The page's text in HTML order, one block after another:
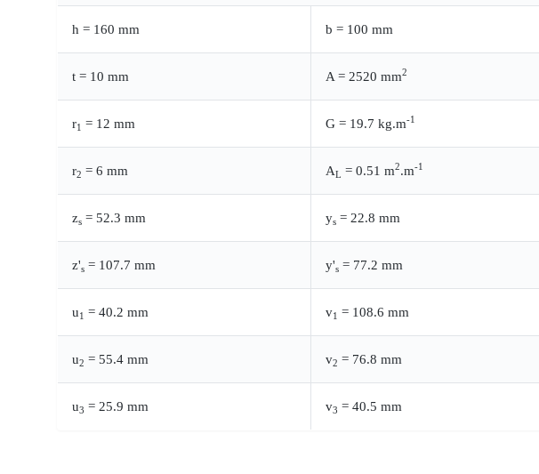
h = 160 mm b = 100 mm
t = 10 mm A = 2520 mm2
r1 = 12 mm G = 19.7 kg.m-1
r2 = 6 mm AL = 0.51 m2.m-1
zs = 52.3 mm ys = 22.8 mm
z's = 107.7 mm y's = 77.2 mm
u1 = 40.2 mm v1 = 108.6 mm
u2 = 55.4 mm v2 = 76.8 mm
u3 = 25.9 mm v3 = 40.5 mm